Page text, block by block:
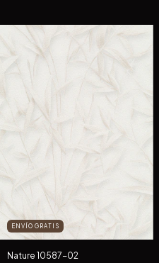
ENVÍO GRATIS
Nature 10587-02